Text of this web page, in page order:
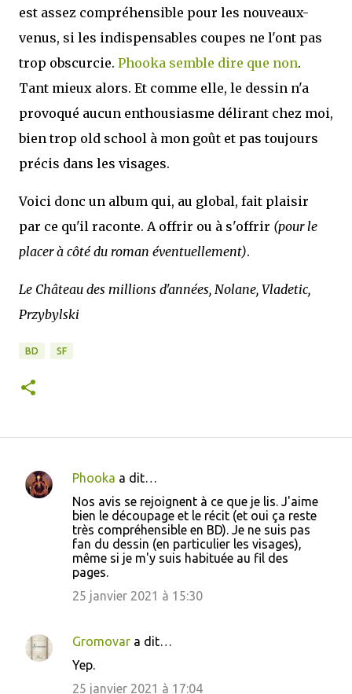
est assez compréhensible pour les nouveaux-
venus, si les indispensables coupes ne l'ont pas
trop obscurcie. Phooka semble dire que non.
Tant mieux alors. Et comme elle, le dessin n'a
provoqué aucun enthousiasme délirant chez moi,
bien trop old school à mon goût et pas toujours
précis dans les visages.
Voici donc un album qui, au global, fait plaisir
par ce qu'il raconte. A offrir ou à s'offrir (pour le
placer à côté du roman éventuellement).
Le Château des millions d'années, Nolane, Vladetic,
Przybylski
BD SF
C
a
Phooka a dit…
Nos avis se rejoignent à ce que je lis. J'aime
bien le découpage et le récit (et oui ça reste
très compréhensible en BD). Je ne suis pas
fan du dessin (en particulier les visages),
même si je m'y suis habituée au fil des
pages.
25 janvier 2021 à 15:30
Gromovar a dit…
Yep.
25 janvier 2021 à 17:04